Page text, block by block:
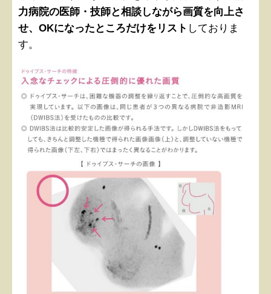
力病院の医師・技師と相談しながら画質を向上さ
せ、OKになったところだけをリスト しておりま
す。